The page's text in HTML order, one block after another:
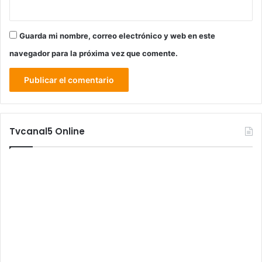
Guarda mi nombre, correo electrónico y web en este
navegador para la próxima vez que comente.
Tvcanal5 Online